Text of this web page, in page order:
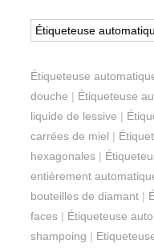
Étiqueteuse
Étiqueteuse
douche | Étiqueteuse
liquide de lessive |
carrées de miel |
hexagonales |
entièrement
bouteilles de diamant |
faces | Étiqueteuse
shampoing |